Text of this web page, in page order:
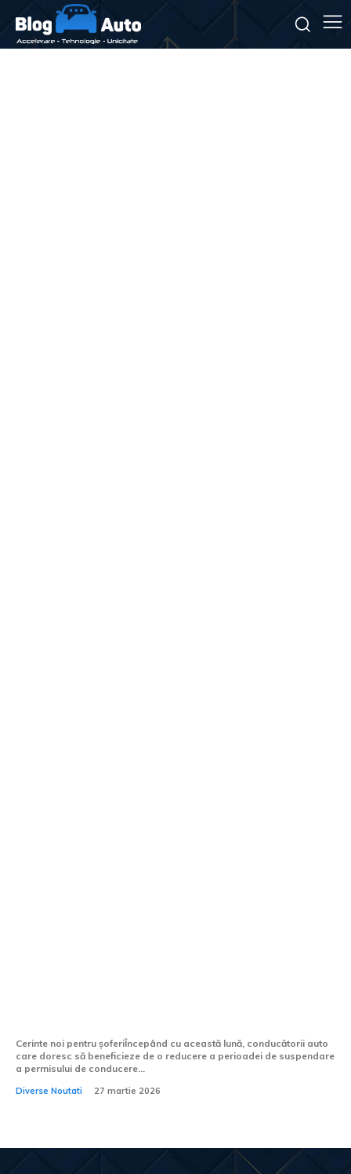
Cerinte noi pentru șoferiÎncepând cu această lună, conducătorii auto
care doresc să beneficieze de o reducere a perioadei de suspendare
a permisului de conducere...
Diverse Noutati 27 martie 2026